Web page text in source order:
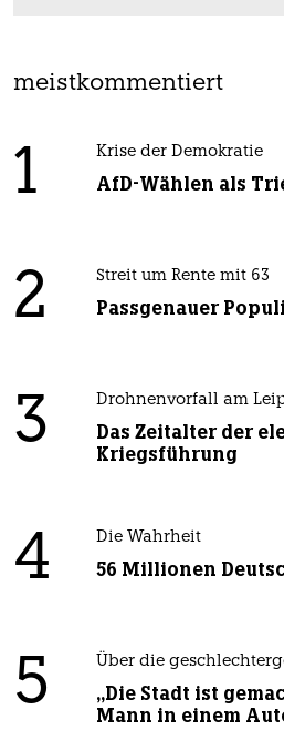
meistkommentiert
1 Krise der Demokratie
AfD-Wählen als
2 Streit um Rente mit 63
Passgenauer
3 Drohnenvorfall am
Das Zeitalter der
Kriegsführung
4 Die Wahrheit
56 Millionen
5 Über die
„Die Stadt ist
Mann in einem